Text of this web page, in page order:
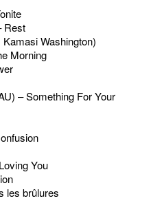
Rest
Washington)
Morning
– Something For Your
You
les brûlures